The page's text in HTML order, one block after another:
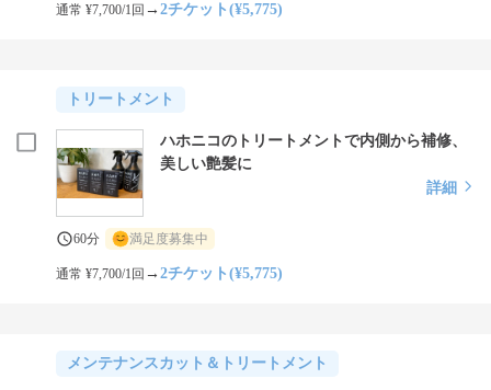
通常 ¥7,700/1回 →2チケット(¥5,775)
トリートメント
ハホニコのトリートメントで内側から補修、
美しい艶髪に
詳細
60分 満足度募集中
通常 ¥7,700/1回 →2チケット(¥5,775)
メンテナンスカット＆トリートメント